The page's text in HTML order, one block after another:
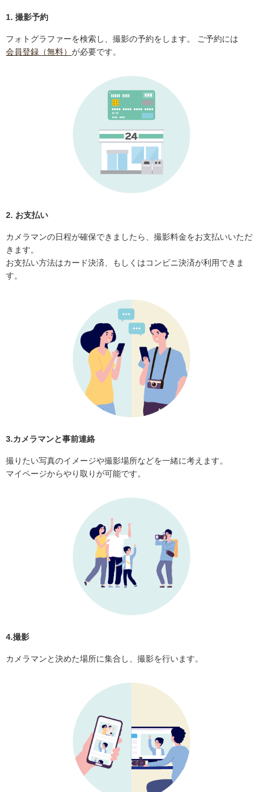
1. 撮影予約
フォトグラファーを検索し、撮影の予約をします。 ご予約には
会員登録（無料） が必要です。
2. お支払い
カメラマンの日程が確保できましたら、撮影料金をお支払いいただ
きます。
お支払い方法はカード決済、もしくはコンビニ決済が利用できま
す。
3.カメラマンと事前連絡
撮りたい写真のイメージや撮影場所などを一緒に考えます。
マイページからやり取りが可能です。
4.撮影
カメラマンと決めた場所に集合し、撮影を行います。